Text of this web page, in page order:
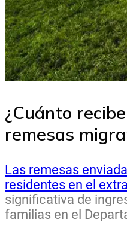
¿Cuánto
remesas
Las remesas
residentes en el
significativa de
familias en el